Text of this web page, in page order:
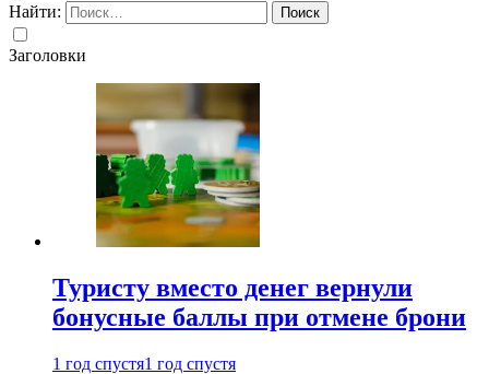
Найти:
Заголовки
Туристу вместо денег вернули
бонусные баллы при отмене брони
1 год спустя1 год спустя